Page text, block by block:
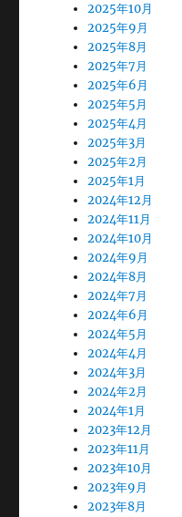
2025年10月
2025年9月
2025年8月
2025年7月
2025年6月
2025年5月
2025年4月
2025年3月
2025年2月
2025年1月
2024年12月
2024年11月
2024年10月
2024年9月
2024年8月
2024年7月
2024年6月
2024年5月
2024年4月
2024年3月
2024年2月
2024年1月
2023年12月
2023年11月
2023年10月
2023年9月
2023年8月